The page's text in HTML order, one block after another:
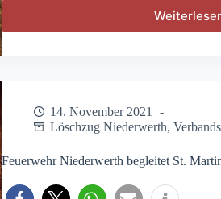
B2
14. November 2021
Löschzug Niederwerth,
Feuerwehr Niederwerth begleitet St.